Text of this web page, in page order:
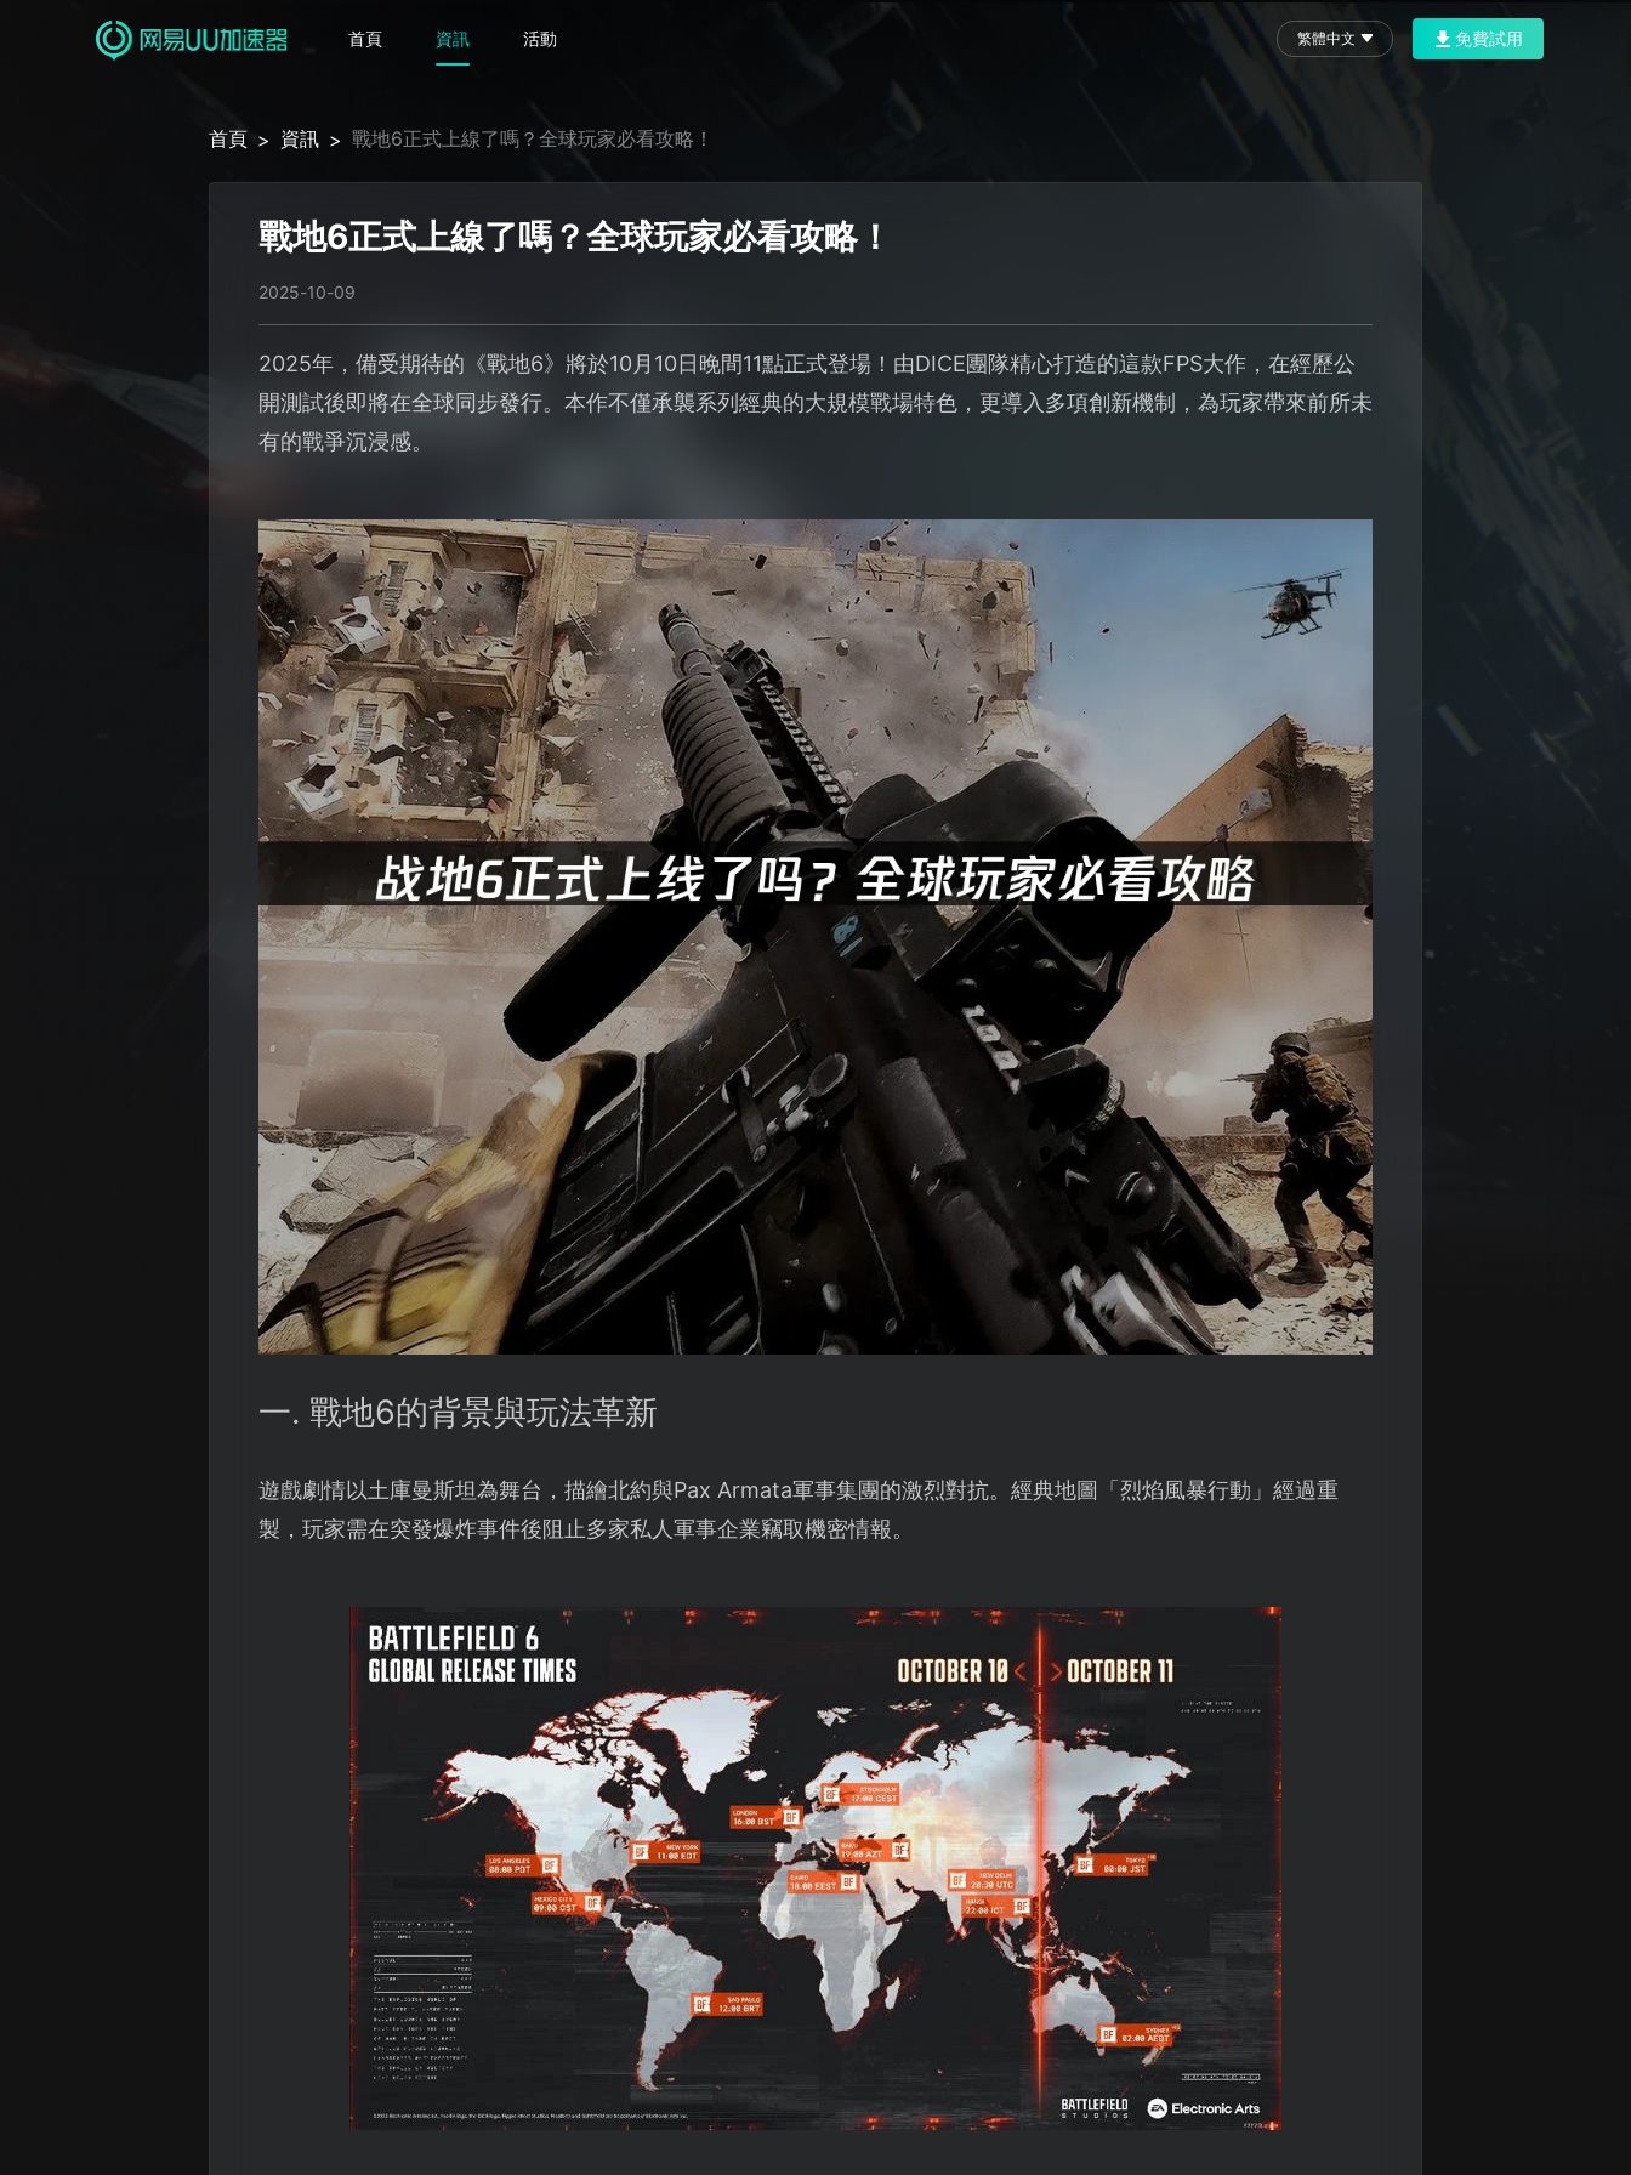
首頁 資訊 活動 繁體中文 免費試用
首頁 > 資訊 > 戰地6正式上線了嗎？全球玩家必看攻略！
戰地6正式上線了嗎？全球玩家必看攻略！
2025-10-09
2025年，備受期待的《戰地6》將於10月10日晚間11點正式登場！由DICE團隊精心打造的這款FPS大作，在經歷公
開測試後即將在全球同步發行。本作不僅承襲系列經典的大規模戰場特色，更導入多項創新機制，為玩家帶來前所未
有的戰爭沉浸感。
一. 戰地6的背景與玩法革新
遊戲劇情以土庫曼斯坦為舞台，描繪北約與Pax Armata軍事集團的激烈對抗。經典地圖「烈焰風暴行動」經過重
製，玩家需在突發爆炸事件後阻止多家私人軍事企業竊取機密情報。